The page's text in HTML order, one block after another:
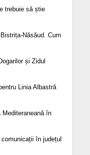
trebuie să știe
Năsăud. Cum
și Zidul
Linia Albastră
Mediteraneană în
în județul